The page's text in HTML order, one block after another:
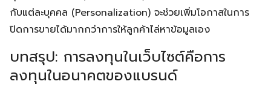
กับแต่ละบุคคล (Personalization) จะช่วยเพิ่มโอกาสในการ
ปิดการขายได้มากกว่าการให้ลูกค้าไล่หาข้อมูลเอง
บทสรุป: การลงทุนในเว็บไซต์คือการ
ลงทุนในอนาคตของแบรนด์